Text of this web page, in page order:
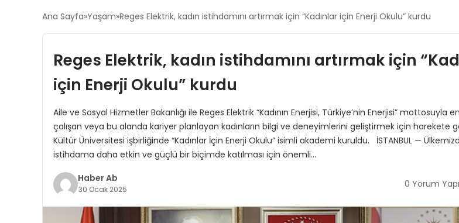
Ana Sayfa Yaşam Reges Elektrik, kadın istihdamını artırmak için “Kadınlar için Enerji Okulu” kurdu
Reges Elektrik, kadın istihdamını artırmak için
için Enerji Okulu” kurdu
Aile ve Sosyal Hizmetler Bakanlığı ile Reges Elektrik “Kadının Enerjisi, Türkiye’nin Enerjisi” mottosuyla
çalışan veya bu alanda kariyer planlayan kadınların bilgi ve deneyimlerini geliştirmek için harekete
Kültür Üniversitesi işbirliğinde “Kadınlar İçin Enerji Okulu” isimli akademi kuruldu. İSTANBUL —
istihdama daha etkin ve güçlü bir biçimde katılması için önemli…
Haber Ab
30 Ocak 2025 0 Yorum